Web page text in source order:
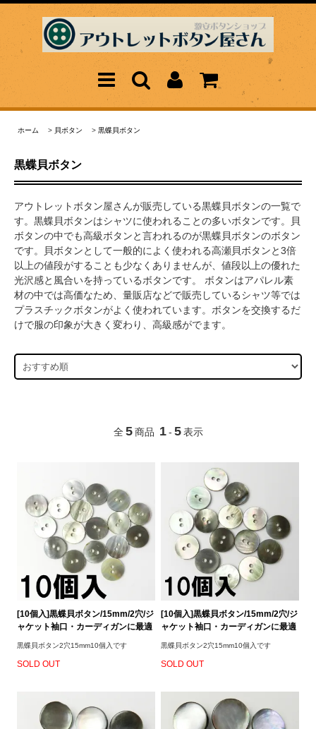
ホーム > 貝ボタン > 黒蝶貝ボタン
黒蝶貝ボタン
アウトレットボタン屋さんが販売している黒蝶貝ボタンの一覧で
す。黒蝶貝ボタンはシャツに使われることの多いボタンです。貝
ボタンの中でも高級ボタンと言われるのが黒蝶貝ボタンのボタン
です。貝ボタンとして一般的によく使われる高瀬貝ボタンと3倍
以上の値段がすることも少なくありませんが、値段以上の優れた
光沢感と風合いを持っているボタンです。 ボタンはアパレル素
材の中では高価なため、量販店などで販売しているシャツ等では
プラスチックボタンがよく使われています。ボタンを交換するだ
けで服の印象が大きく変わり、高級感がでます。
全 5 商品 1 - 5 表示
[10個入]黒蝶貝ボタン/15mm/2穴/ジ
ャケット袖口・カーディガンに最適
黒蝶貝ボタン2穴15mm10個入です
SOLD OUT
[10個入]黒蝶貝ボタン/15mm/2穴/ジ
ャケット袖口・カーディガンに最適
黒蝶貝ボタン2穴15mm10個入です
SOLD OUT